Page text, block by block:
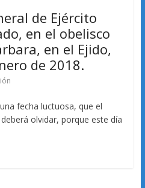
de Ejército
en el obelisco
en el Ejido,
de 2018.
fecha luctuosa, que el
olvidar, porque este día